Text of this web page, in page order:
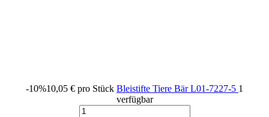
-10%10,05 € pro Stück Bleistifte Tiere BärL01-7227-5 1
verfügbar